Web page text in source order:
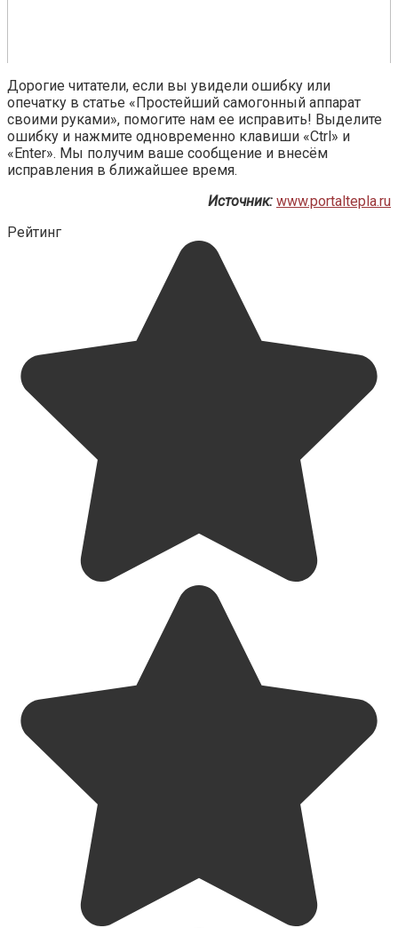
Дорогие читатели, если вы увидели ошибку или
опечатку в статье «Простейший самогонный аппарат
своими руками», помогите нам ее исправить! Выделите
ошибку и нажмите одновременно клавиши «Ctrl» и
«Enter». Мы получим ваше сообщение и внесём
исправления в ближайшее время.
Источник: www.portaltepla.ru
Рейтинг